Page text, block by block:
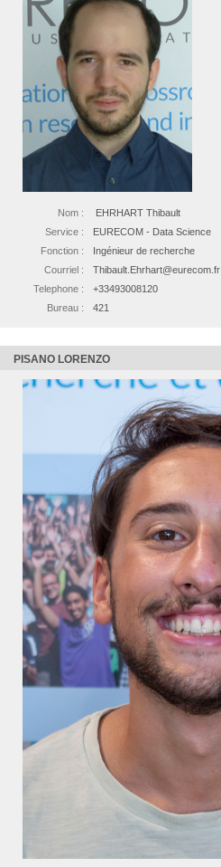
Nom :
EHRHART Thibault
Service :
EURECOM - Data Science
Fonction :
Ingénieur de recherche
Courriel :
Thibault.Ehrhart@eurecom.fr
Telephone :
+33493008120
Bureau :
421
PISANO LORENZO